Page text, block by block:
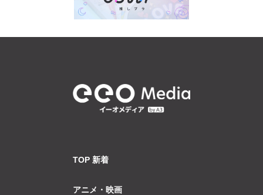
TOP 新着
アニメ・映画